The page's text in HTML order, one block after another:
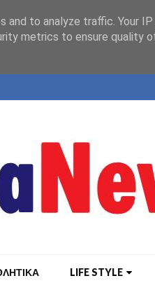
LIFE STYLE
to analyze traffic. Your
metrics to ensure quality